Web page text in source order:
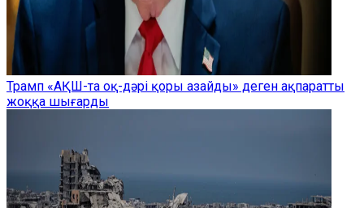
Трамп «АҚШ-та оқ-дәрі қоры азайды» деген ақпаратты
жоққа шығарды